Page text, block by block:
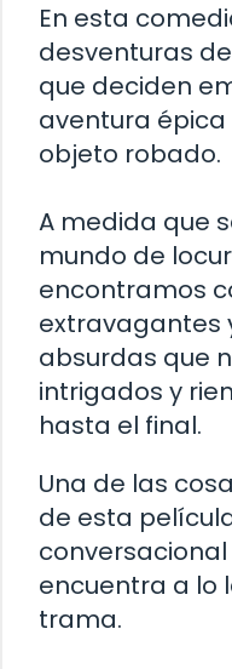
En esta
desventuras
que deciden
aventura
objeto robado.
A medida que
mundo de
encontramos
extravagantes
absurdas que
intrigados y
hasta el final.
Una de las
de esta
encuentra a lo
trama.